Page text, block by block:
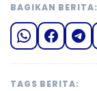
BAGIKAN BERITA:
TAGS BERITA: